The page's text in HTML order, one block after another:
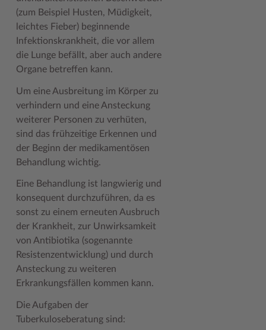
Geodatenportale (Kreiskarte)
Kontakt / Öffnungszeiten
Leistungen
Publikationen
Wunsch-Kennzeichen ↗
Zuständigkeitsfinder SH ↗
Fotoarchiv
Klimaanpassungskonzept
Lokales Wetter
Pressemeldungen
Stellenangebote
Stormarninfo
Termine
Woche der Seelischen Gesundheit
#MeinStormarn
Kreispräsident
Kreistag und Ausschüsse
Kreistag Sitzungskalender
Landrat
Stabsbereiche
Wahlen im Kreis
Wappen und Geschichte
Wappenrolle
Zahlen, Daten, Fakten
Offene Stellen
Weiterbildung beim Kreis Stormarn
Klimaschutz beim Kreis Stormarn
Stormarner Bündnis für bezahlbares Wohnen
Zahlen, Daten, Fakten
Kulturelle Einrichtungen
Naturschutzgebiete
Storchenhorste
Lieblingsplätze in der Metropolregion
Termine und Veranstaltungen
Umlandscout Hamburg
Vereine und Gruppen
Wälder und Moore
(zum Beispiel Husten, Müdigkeit,
leichtes Fieber) beginnende
Infektionskrankheit, die vor allem
die Lunge befällt, aber auch andere
Organe betreffen kann.
Um eine Ausbreitung im Körper zu
verhindern und eine Ansteckung
weiterer Personen zu verhüten,
sind das frühzeitige Erkennen und
der Beginn der medikamentösen
Behandlung wichtig.
Eine Behandlung ist langwierig und
konsequent durchzuführen, da es
sonst zu einem erneuten Ausbruch
der Krankheit, zur Unwirksamkeit
von Antibiotika (sogenannte
Resistenzentwicklung) und durch
Ansteckung zu weiteren
Erkrankungsfällen kommen kann.
Die Aufgaben der
Tuberkuloseberatung sind: